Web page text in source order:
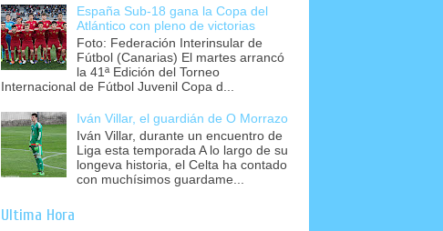
España Sub-18 gana la Copa del
Atlántico con pleno de victorias
Foto: Federación Interinsular de
Fútbol (Canarias) El martes arrancó
la 41ª Edición del Torneo
Internacional de Fútbol Juvenil Copa d...
Iván Villar, el guardián de O Morrazo
Iván Villar, durante un encuentro de
Liga esta temporada A lo largo de su
longeva historia, el Celta ha contado
con muchísimos guardame...
Última Hora